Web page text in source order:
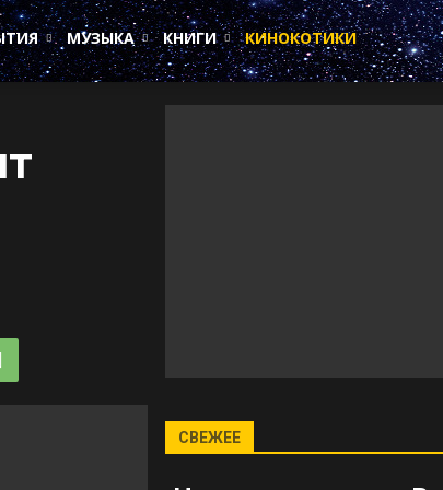
МУЗЫКА КНИГИ КИНОКОТИКИ
СВЕЖЕЕ